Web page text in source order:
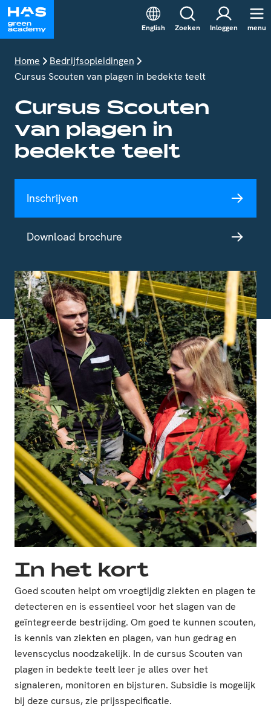
English Zoeken Inloggen menu
Home
Bedrijfsopleidingen
Cursus Scouten van plagen in bedekte teelt
Cursus Scouten
van plagen in
bedekte teelt
Inschrijven
Download brochure
In het kort
Goed scouten helpt om vroegtijdig ziekten en plagen te
detecteren en is essentieel voor het slagen van de
geïntegreerde bestrijding. Om goed te kunnen scouten,
is kennis van ziekten en plagen, van hun gedrag en
levenscyclus noodzakelijk. In de cursus Scouten van
plagen in bedekte teelt leer je alles over het
signaleren, monitoren en bijsturen. Subsidie is mogelijk
bij deze cursus, zie prijsspecificatie.